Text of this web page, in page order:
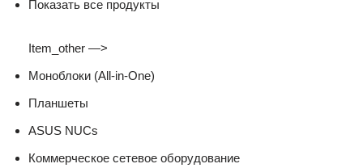
Показать все продукты
Item_other —>
Моноблоки (All-in-One)
Планшеты
ASUS NUCs
Коммерческое сетевое оборудование